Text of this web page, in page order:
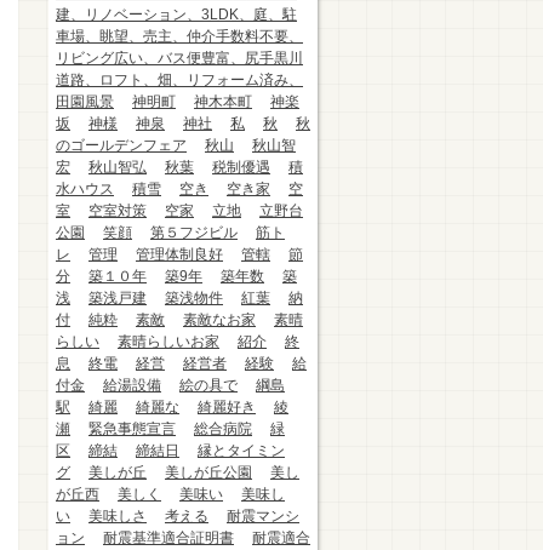
建、リノベーション、3LDK、庭、駐
車場、眺望、売主、仲介手数料不要、
リビング広い、バス便豊富、尻手黒川
道路、ロフト、畑、リフォーム済み、
田園風景
神明町 神木本町
神楽
坂
神様 神泉 神社 私 秋
秋
のゴールデンフェア
秋山
秋山智
宏
秋山智弘 秋葉 税制優遇
積
水ハウス
積雪 空き 空き家
空
室
空室対策 空家 立地
立野台
公園
笑顔 第５フジビル
筋ト
レ
管理 管理体制良好 管轄
節
分
築１０年 築9年 築年数
築
浅
築浅戸建 築浅物件 紅葉
納
付
純粋 素敵 素敵なお家
素晴
らしい
素晴らしいお家 紹介
終
息
終電 経営 経営者 経験
給
付金
給湯設備 絵の具で
綱島
駅
綺麗 綺麗な 綺麗好き
綾
瀬
緊急事態宣言 総合病院
緑
区
締結 締結日
縁とタイミン
グ
美しが丘 美しが丘公園
美し
が丘西
美しく 美味い
美味し
い
美味しさ 考える
耐震マンシ
ョン
耐震基準適合証明書
耐震適合